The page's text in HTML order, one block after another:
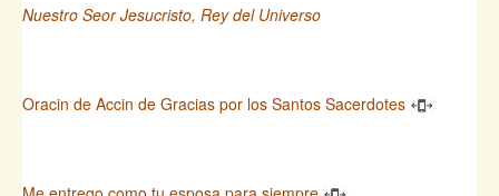
Nuestro Seor Jesucristo, Rey del Universo
Oracin de Accin de Gracias por los Santos Sacerdotes